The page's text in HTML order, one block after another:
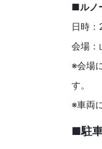
■ルノ
日時
会場：
※会場
す。
※車両
■駐